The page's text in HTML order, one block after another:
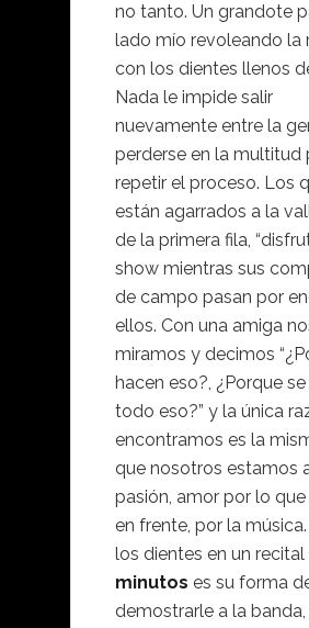
no tanto. Un grandote
lado mío revoleando la
con los dientes llenos
Nada le impide salir
nuevamente entre la
perderse en la multitud
repetir el proceso. Los
están agarrados a la
de la primera fila,
show mientras sus
de campo pasan por
ellos. Con una amiga
miramos y decimos
hacen eso?, ¿Porque
todo eso?” y la única
encontramos es la
que nosotros estamos
pasión, amor por lo que
en frente, por la
los dientes en un recital
minutos es su forma
demostrarle a la banda,